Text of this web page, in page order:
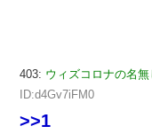
403: ウィズコロナの名無
ID:d4Gv7iFM0
>>1